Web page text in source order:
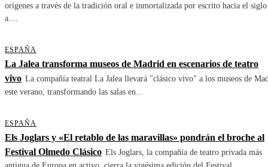
orígenes a través de la tradición oral e inmortalizada por escrito hacia el
a....
ESPAÑA
La Jalea transforma museos de Madrid en escenarios de teatro
vivo La compañía teatral La Jalea llevará "clásico vivo" a los museos de
este verano, transformando las salas en...
ESPAÑA
Els Joglars y «El retablo de las maravillas» pondrán el broche al
Festival Olmedo Clásico Els Joglars, la compañía de teatro privada más